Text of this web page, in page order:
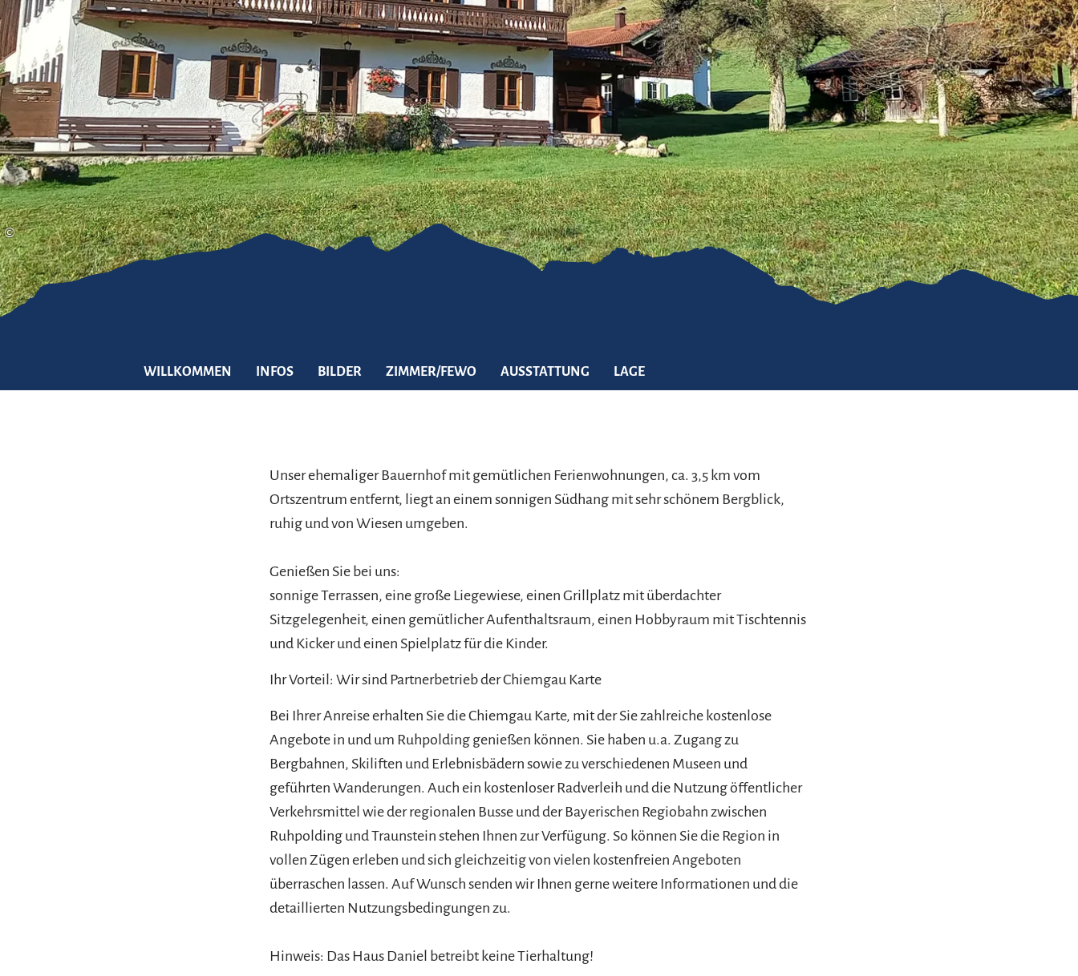
Gleitschirmfliegen &
Luftsport
Interaktive Vollbildkarte
Barrierefreiheit im
Chiemgau
Chiemgau G'schichten
©
WILLKOMMEN INFOS BILDER ZIMMER/FEWO AUSSTATTUNG LAGE
Unser ehemaliger Bauernhof mit gemütlichen Ferienwohnungen, ca. 3,5 km vom
Ortszentrum entfernt, liegt an einem sonnigen Südhang mit sehr schönem Bergblick,
ruhig und von Wiesen umgeben.
Genießen Sie bei uns:
sonnige Terrassen, eine große Liegewiese, einen Grillplatz mit überdachter
Sitzgelegenheit, einen gemütlicher Aufenthaltsraum, einen Hobbyraum mit Tischtennis
und Kicker und einen Spielplatz für die Kinder.
Ihr Vorteil: Wir sind Partnerbetrieb der Chiemgau Karte
Bei Ihrer Anreise erhalten Sie die Chiemgau Karte, mit der Sie zahlreiche kostenlose
Angebote in und um Ruhpolding genießen können. Sie haben u.a. Zugang zu
Bergbahnen, Skiliften und Erlebnisbädern sowie zu verschiedenen Museen und
geführten Wanderungen. Auch ein kostenloser Radverleih und die Nutzung öffentlicher
Verkehrsmittel wie der regionalen Busse und der Bayerischen Regiobahn zwischen
Ruhpolding und Traunstein stehen Ihnen zur Verfügung. So können Sie die Region in
vollen Zügen erleben und sich gleichzeitig von vielen kostenfreien Angeboten
überraschen lassen. Auf Wunsch senden wir Ihnen gerne weitere Informationen und die
detaillierten Nutzungsbedingungen zu.
Hinweis: Das Haus Daniel betreibt keine Tierhaltung!